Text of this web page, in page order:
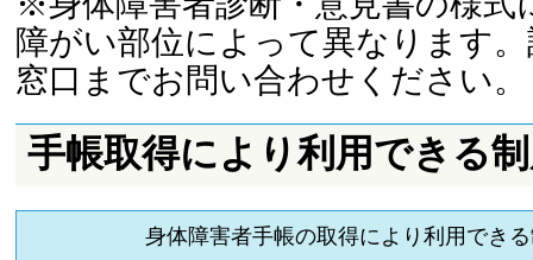
障がい部位によって異なります
窓口までお問い合わせください。
手帳取得により利用できる
身体障害者手帳の取得により利用でき